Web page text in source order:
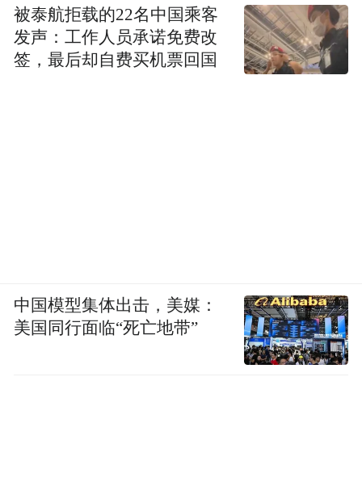
被泰航拒载的22名中国乘客
发声：工作人员承诺免费改
签，最后却自费买机票回国
中国模型集体出击，美媒：
美国同行面临“死亡地带”